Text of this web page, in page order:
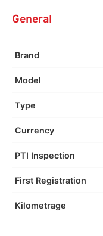
General
Brand
Model
Type
Currency
PTI Inspection
First Registration
Kilometrage